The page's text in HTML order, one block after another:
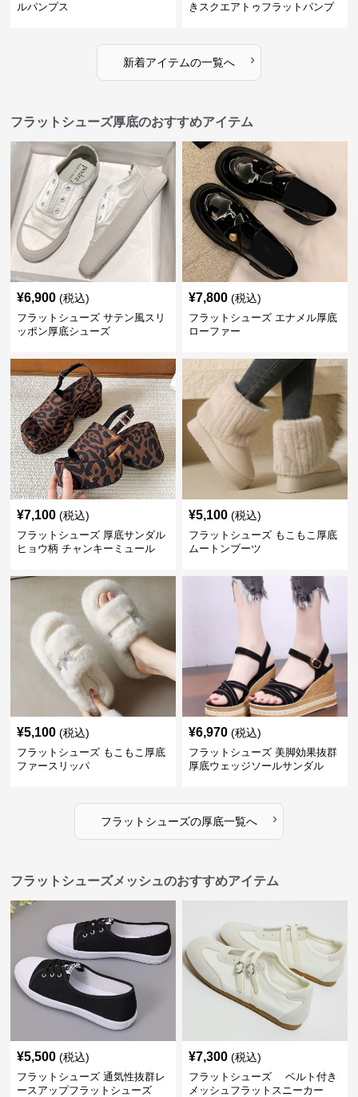
ルパンプス
きスクエアトゥフラットパンプ
新着アイテムの一覧へ ›
フラットシューズ厚底のおすすめアイテム
¥6,900 (税込)
フラットシューズ サテン風スリ
ッポン厚底シューズ
¥7,800 (税込)
フラットシューズ エナメル厚底
ローファー
¥7,100 (税込)
フラットシューズ 厚底サンダル
ヒョウ柄 チャンキーミュール
¥5,100 (税込)
フラットシューズ もこもこ厚底
ムートンブーツ
¥5,100 (税込)
フラットシューズ もこもこ厚底
ファースリッパ
¥6,970 (税込)
フラットシューズ 美脚効果抜群
厚底ウェッジソールサンダル
フラットシューズの厚底一覧へ ›
フラットシューズメッシュのおすすめアイテム
¥5,500 (税込)
フラットシューズ 通気性抜群レ
ースアップフラットシューズ
¥7,300 (税込)
フラットシューズ ベルト付き
メッシュフラットスニーカー